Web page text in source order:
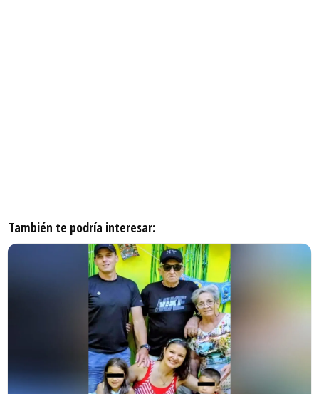
También te podría interesar: